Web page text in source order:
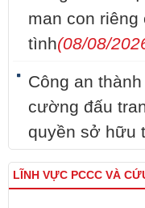
man con riêng
tình(08/08/
Công an
cường đấu
quyền sở hữu
LĨNH VỰC PCCC VÀ